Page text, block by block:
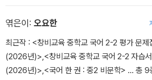
엮은이: 오요한
최근작 : <창비교육 중학교 국어 2-2 평가 문제
(2026년)>,<창비교육 중학교 국어 2-2 자습
(2026년)>,<국어 한 권 : 중2 비문학> … 총 9